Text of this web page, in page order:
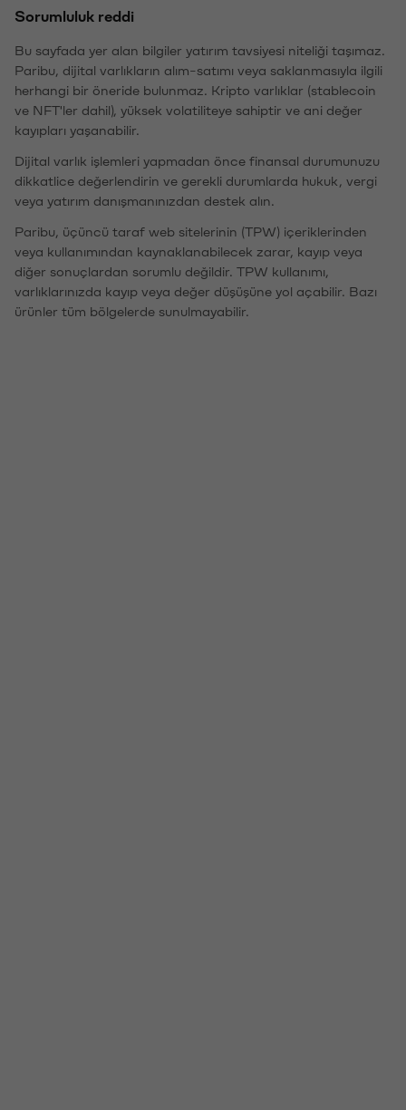
Sorumluluk reddi
Bu sayfada yer alan bilgiler yatırım tavsiyesi niteliği taşımaz.
Paribu, dijital varlıkların alım-satımı veya saklanmasıyla ilgili
herhangi bir öneride bulunmaz. Kripto varlıklar (stablecoin
ve NFT'ler dahil), yüksek volatiliteye sahiptir ve ani değer
kayıpları yaşanabilir.
Dijital varlık işlemleri yapmadan önce finansal durumunuzu
dikkatlice değerlendirin ve gerekli durumlarda hukuk, vergi
veya yatırım danışmanınızdan destek alın.
Paribu, üçüncü taraf web sitelerinin (TPW) içeriklerinden
veya kullanımından kaynaklanabilecek zarar, kayıp veya
diğer sonuçlardan sorumlu değildir. TPW kullanımı,
varlıklarınızda kayıp veya değer düşüşüne yol açabilir. Bazı
ürünler tüm bölgelerde sunulmayabilir.